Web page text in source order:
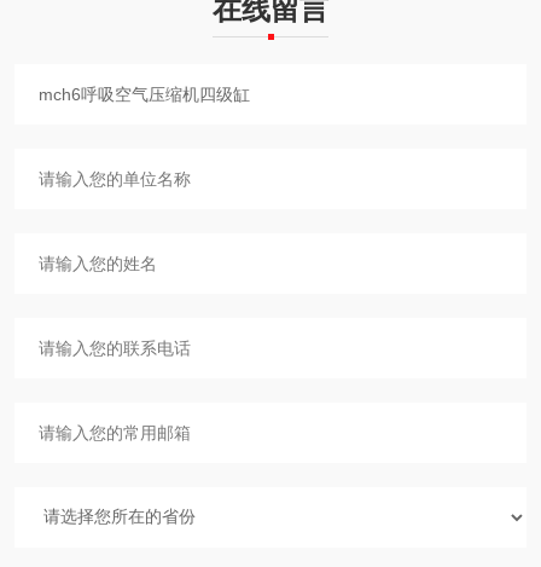
在线留言